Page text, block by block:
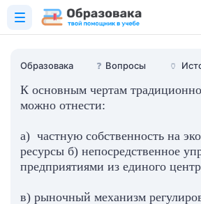
Образовака ❓ Вопросы 🏺
К основным чертам
можно отнести:
а) частную собственность на
ресурсы б) непосредственное
предприятиями из единого
в) рыночный механизм